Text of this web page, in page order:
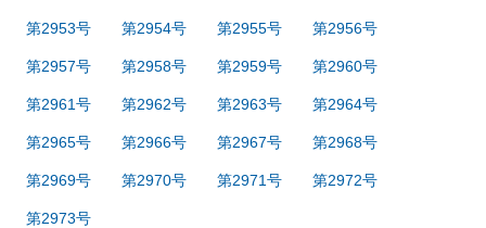
第2953号 第2954号 第2955号 第2956号
第2957号 第2958号 第2959号 第2960号
第2961号 第2962号 第2963号 第2964号
第2965号 第2966号 第2967号 第2968号
第2969号 第2970号 第2971号 第2972号
第2973号